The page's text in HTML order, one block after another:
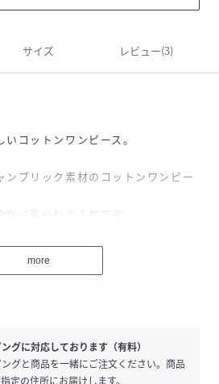
サイズ レビュー(3)
コットンワンピース。
ンブリック素材のコットンワンピー
に着られる１枚です。
腕の華奢見えも叶えてくれます。
いフレアシルエットが魅力◎。
more
グに対応しております（有料）
グと商品を一緒にご注文ください。商品
定の住所にお届けします。